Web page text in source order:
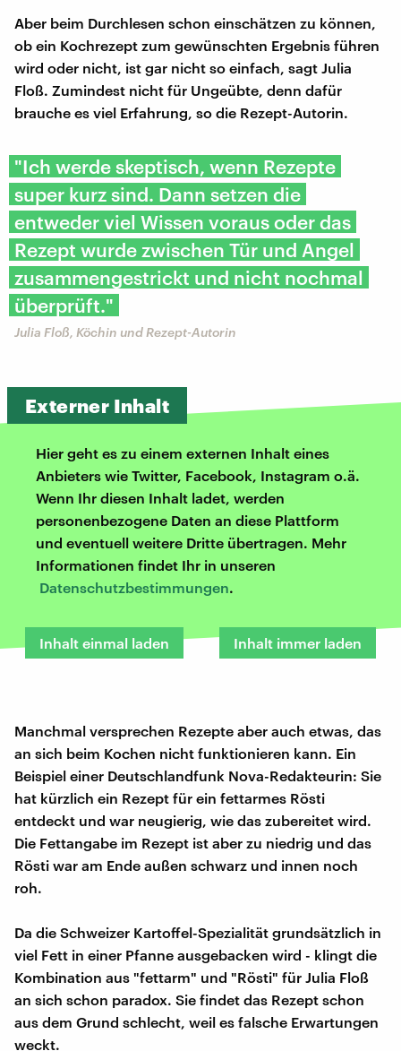
Aber beim Durchlesen schon einschätzen zu können,
ob ein Kochrezept zum gewünschten Ergebnis führen
wird oder nicht, ist gar nicht so einfach, sagt Julia
Floß. Zumindest nicht für Ungeübte, denn dafür
brauche es viel Erfahrung, so die Rezept-Autorin.
"Ich werde skeptisch, wenn Rezepte
super kurz sind. Dann setzen die
entweder viel Wissen voraus oder das
Rezept wurde zwischen Tür und Angel
zusammengestrickt und nicht nochmal
überprüft."
Julia Floß, Köchin und Rezept-Autorin
Externer Inhalt
Hier geht es zu einem externen Inhalt eines
Anbieters wie Twitter, Facebook, Instagram o.ä.
Wenn Ihr diesen Inhalt ladet, werden
personenbezogene Daten an diese Plattform
und eventuell weitere Dritte übertragen. Mehr
Informationen findet Ihr in unseren
Datenschutzbestimmungen.
Inhalt einmal laden Inhalt immer laden
Manchmal versprechen Rezepte aber auch etwas, das
an sich beim Kochen nicht funktionieren kann. Ein
Beispiel einer Deutschlandfunk Nova-Redakteurin: Sie
hat kürzlich ein Rezept für ein fettarmes Rösti
entdeckt und war neugierig, wie das zubereitet wird.
Die Fettangabe im Rezept ist aber zu niedrig und das
Rösti war am Ende außen schwarz und innen noch
roh.
Da die Schweizer Kartoffel-Spezialität grundsätzlich in
viel Fett in einer Pfanne ausgebacken wird - klingt die
Kombination aus "fettarm" und "Rösti" für Julia Floß
an sich schon paradox. Sie findet das Rezept schon
aus dem Grund schlecht, weil es falsche Erwartungen
weckt.